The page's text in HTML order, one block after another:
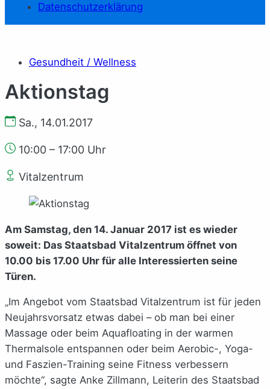
Datenschutzerklärung
Gesundheit / Wellness
Aktionstag
Sa., 14.01.2017
10:00 – 17:00 Uhr
Vitalzentrum
Am Samstag, den 14. Januar 2017 ist es wieder
soweit: Das Staatsbad Vitalzentrum öffnet von
10.00 bis 17.00 Uhr für alle Interessierten seine
Türen.
„Im Angebot vom Staatsbad Vitalzentrum ist für jeden
Neujahrsvorsatz etwas dabei – ob man bei einer
Massage oder beim Aquafloating in der warmen
Thermalsole entspannen oder beim Aerobic-, Yoga-
und Faszien-Training seine Fitness verbessern
möchte“, sagte Anke Zillmann, Leiterin des Staatsbad